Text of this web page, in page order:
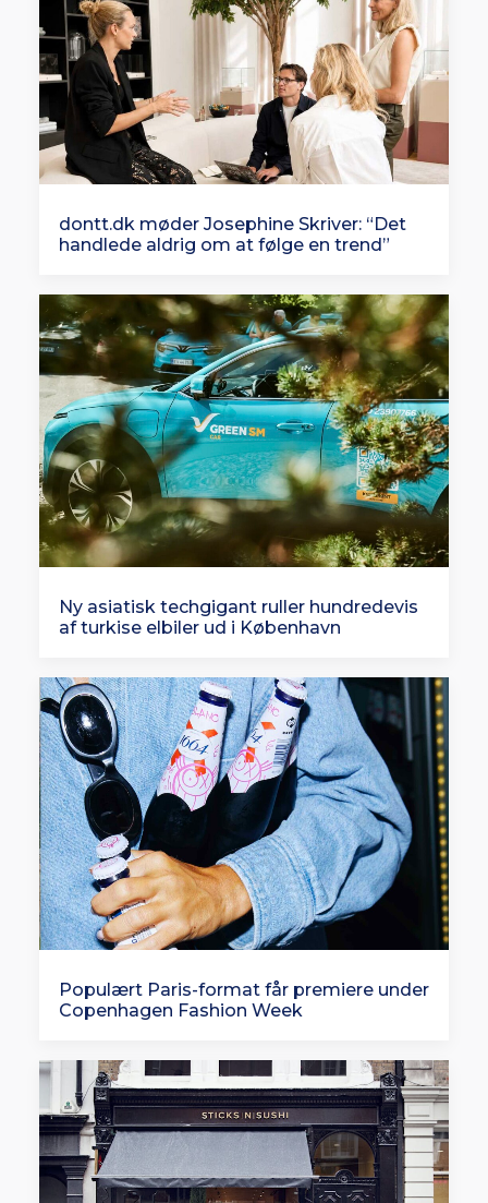
dontt.dk møder Josephine Skriver: “Det
handlede aldrig om at følge en trend”
Ny asiatisk techgigant ruller hundredevis
af turkise elbiler ud i København
Populært Paris-format får premiere under
Copenhagen Fashion Week